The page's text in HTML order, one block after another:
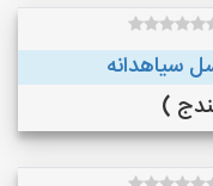
سیاهدانه